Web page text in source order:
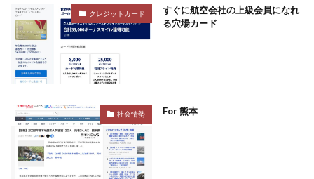
クレジットカード
すぐに航空会社の上級会員になれ
る穴場カード
社会情勢 For 熊本